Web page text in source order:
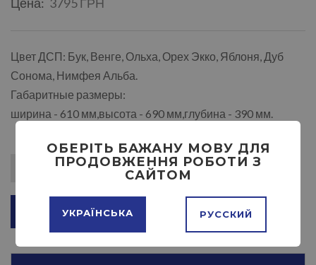
Цвет ДСП: Бук, Венге, Ольха, Орех Экко, Яблоня, Дуб
Сонома, Нимфея Альба.
Габаритные размеры:
ширина - 610 мм,высота - 690 мм,глубина - 390 мм.
ДОБАВИТЬ В КОРЗИНУ
ОБЕРІТЬ БАЖАНУ МОВУ ДЛЯ
ПРОДОВЖЕННЯ РОБОТИ З
САЙТОМ
УКРАЇНСЬКА РУССКИЙ